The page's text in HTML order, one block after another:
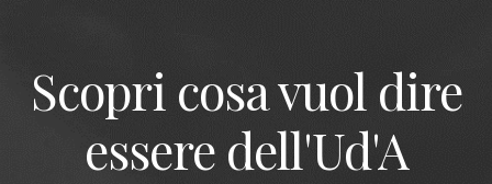
Scopri cosa vuol dire
essere dell'Ud'A